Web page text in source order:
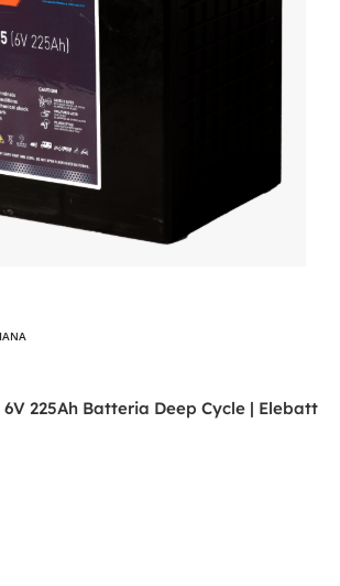
6V 225Ah Batteria Deep Cycle | Elebatt